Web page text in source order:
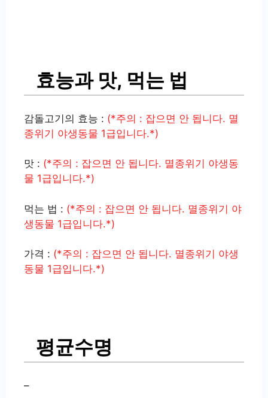
효능과 맛, 먹는 법
감돌고기의 효능 : (*주의 : 잡으면 안 됩니다. 멸
종위기 야생동물 1급입니다.*)
맛 : (*주의 : 잡으면 안 됩니다. 멸종위기 야생동
물 1급입니다.*)
먹는 법 : (*주의 : 잡으면 안 됩니다. 멸종위기 야
생동물 1급입니다.*)
가격 : (*주의 : 잡으면 안 됩니다. 멸종위기 야생
동물 1급입니다.*)
평균수명
–